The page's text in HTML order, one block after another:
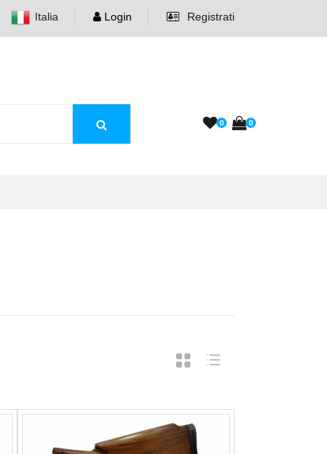
Italia Login Registrati
0 0